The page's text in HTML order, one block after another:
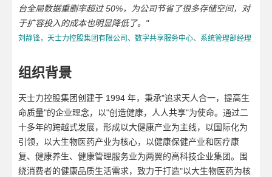
台全局数据重删率超过 50%，为公司节省了很多存储空间，对
于扩容投入的成本也明显降低了。"
刘静锋，天士力控股集团有限公司、数字共享服务中心、系统管理部经理
组织背景
天士力控股集团创建于 1994 年，秉承"追求天人合一，提高生
命质量"的企业理念，以"创造健康，人人共享"为使命。通过二
十多年的跨越式发展，形成以大健康产业为主线，以国际化为
引领，以大生物医药产业为核心，以健康保健产业和医疗康
复、健康养生、健康管理服务业为两翼的高科技企业集团。围
绕消费者的健康品质生活需求，致力于打造"以大生物医药为核